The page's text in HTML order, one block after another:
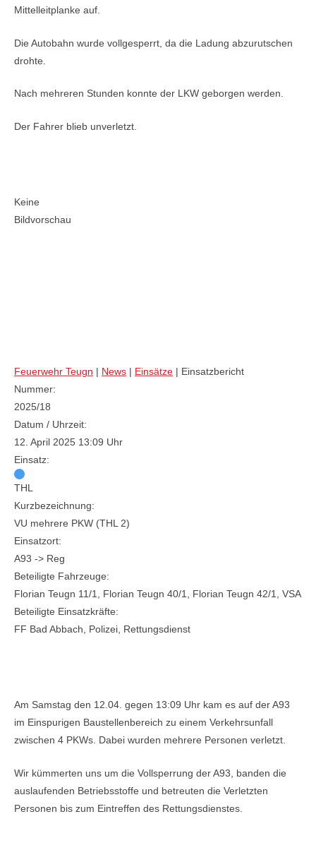
Mittelleitplanke auf.
Die Autobahn wurde vollgesperrt, da die Ladung abzurutschen
drohte.
Nach mehreren Stunden konnte der LKW geborgen werden.
Der Fahrer blieb unverletzt.
Keine
Bildvorschau
Feuerwehr Teugn | News | Einsätze | Einsatzbericht
Nummer:
2025/18
Datum / Uhrzeit:
12. April 2025 13:09 Uhr
Einsatz:
THL
Kurzbezeichnung:
VU mehrere PKW (THL 2)
Einsatzort:
A93 -> Reg
Beteiligte Fahrzeuge:
Florian Teugn 11/1, Florian Teugn 40/1, Florian Teugn 42/1, VSA
Beteiligte Einsatzkräfte:
FF Bad Abbach, Polizei, Rettungsdienst
Am Samstag den 12.04. gegen 13:09 Uhr kam es auf der A93
im Einspurigen Baustellenbereich zu einem Verkehrsunfall
zwischen 4 PKWs. Dabei wurden mehrere Personen verletzt.
Wir kümmerten uns um die Vollsperrung der A93, banden die
auslaufenden Betriebsstoffe und betreuten die Verletzten
Personen bis zum Eintreffen des Rettungsdienstes.